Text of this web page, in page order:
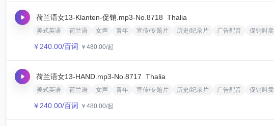
荷兰语女13-Klanten-促销.mp3-No.8718 ‌Thalia
美式英语 荷兰语 女声 青年 宣传/专题片 历史/纪录片 广告配音 促销叫卖
￥ 240.00/百词 ￥ 480.00/起
荷兰语女13-HAND.mp3-No.8717 ‌Thalia
美式英语 荷兰语 女声 青年 宣传/专题片 历史/纪录片 广告配音 促销叫卖
￥ 240.00/百词 ￥ 480.00/起